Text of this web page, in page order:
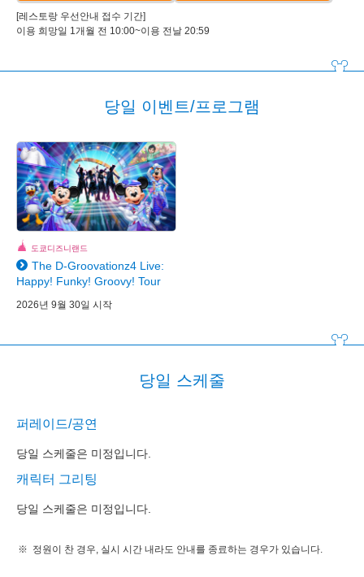
[레스토랑 우선안내 접수 기간]
이용 희망일 1개월 전 10:00~이용 전날 20:59
당일 이벤트/프로그램
도쿄디즈니랜드
The D-Groovationz4 Live:
Happy! Funky! Groovy! Tour
2026년 9월 30일 시작
당일 스케줄
퍼레이드/공연
당일 스케줄은 미정입니다.
캐릭터 그리팅
당일 스케줄은 미정입니다.
정원이 찬 경우, 실시 시간 내라도 안내를 종료하는 경우가 있습니다.